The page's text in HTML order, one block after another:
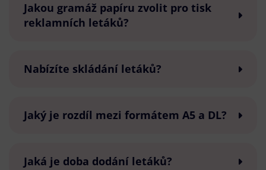
Jakou gramáž papíru zvolit pro tisk
reklamních letáků?
Nabízíte skládání letáků?
Jaký je rozdíl mezi formátem A5 a DL?
Jaká je doba dodání letáků?